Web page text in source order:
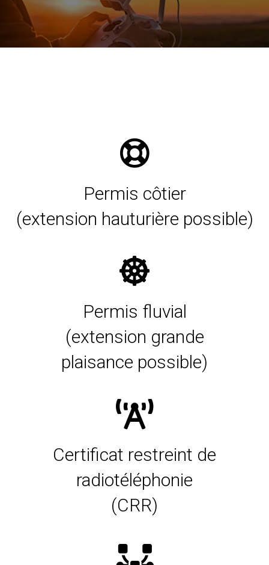
Permis côtier
(extension hauturière possible)
Permis fluvial
(extension grande
plaisance possible)
Certificat restreint de
radiotéléphonie
(CRR)